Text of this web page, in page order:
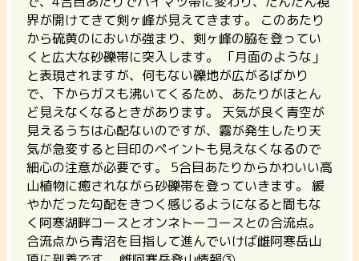
界が開けてきて剣ヶ峰が見えてきます。 このあたり
から硫黄のにおいが強まり、剣ヶ峰の脇を登ってい
くと広大な砂礫帯に突入します。 「月面のような」
と表現されますが、何もない礫地が広がるばかり
で、下からガスも沸いてくるため、あたりがほとん
ど見えなくなるときがあります。 天気が良く青空が
見えるうちは心配ないのですが、霧が発生したり天
気が急変すると目印のペイントも見えなくなるので
細心の注意が必要です。 5合目あたりからかわいい高
山植物に癒されながら砂礫帯を登っていきます。 緩
やかだった勾配をきつく感じるようになると間もな
く阿寒湖畔コースとオンネトーコースとの合流点。
合流点から青沼を目指して進んでいけば雌阿寒岳山